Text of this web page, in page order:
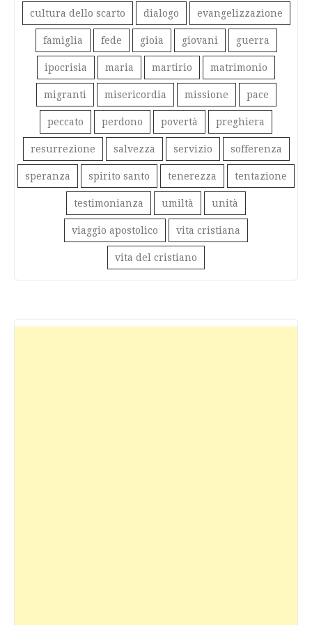
cultura dello scarto dialogo evangelizzazione
famiglia fede gioia giovani guerra
ipocrisia maria martirio matrimonio
migranti misericordia missione pace
peccato perdono povertà preghiera
resurrezione salvezza servizio sofferenza
speranza spirito santo tenerezza tentazione
testimonianza umiltà unità
viaggio apostolico vita cristiana
vita del cristiano